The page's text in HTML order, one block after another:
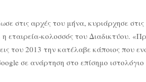
στις αρχές του μήνα, κυριάρχησε
εταιρεία-κολοσσός του Διαδικτύου.
του 2013 την κατέλαβε κάποιος που
σε ανάρτηση στο επίσημο ιστολόγιο